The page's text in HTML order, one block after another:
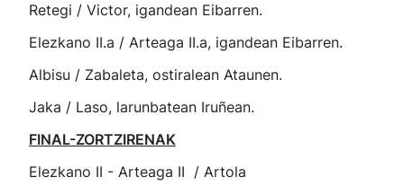
Retegi / Victor, igandean Eibarren.
Elezkano II.a / Arteaga II.a, igandean Eibarren.
Albisu / Zabaleta, ostiralean Ataunen.
Jaka / Laso, larunbatean Iruñean.
FINAL-ZORTZIRENAK
Elezkano II - Arteaga II / Artola